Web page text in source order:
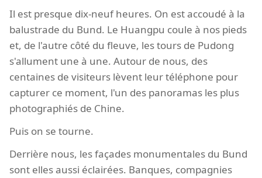
Il est presque dix-neuf heures. On est accoudé à la
balustrade du Bund. Le Huangpu coule à nos pieds
et, de l'autre côté du fleuve, les tours de Pudong
s'allument une à une. Autour de nous, des
centaines de visiteurs lèvent leur téléphone pour
capturer ce moment, l'un des panoramas les plus
photographiés de Chine.
Puis on se tourne.
Derrière nous, les façades monumentales du Bund
sont elles aussi éclairées. Banques, compagnies